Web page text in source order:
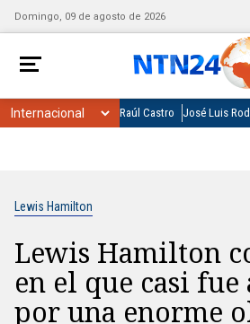
Domingo, 09 de agosto de 2026
Raúl Castro José Luis
Lewis Hamilton
Lewis Hamilton
en el que casi
por una enorme